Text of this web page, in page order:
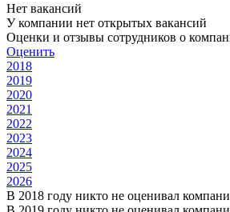
Нет вакансий
У компании нет открытых вакансий
Оценки и отзывы сотрудников о
Оценить
2018
2019
2020
2021
2022
2023
2024
2025
2026
В 2018 году никто не оценивал